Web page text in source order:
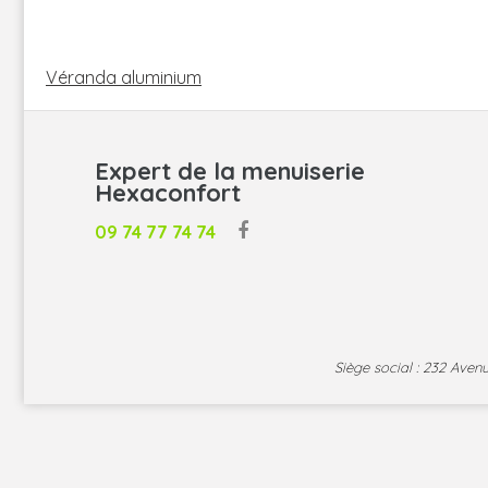
NAVIGATION
DE
L’ARTICLE
Véranda aluminium
Expert de la menuiserie
Hexaconfort
09 74 77 74 74
Siège social : 232